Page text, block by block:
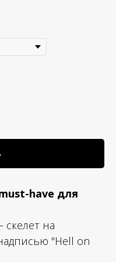
have для
на
"Hell on